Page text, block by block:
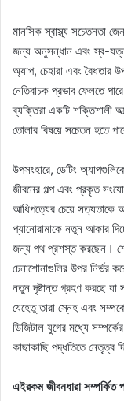
মানসিক স্বাস্থ্য সচেতনতা
জন্য অনুসন্ধান এবং স্ব-
অ্যাপ, চেহারা এবং বৈধতার
নেতিবাচক প্রভাব ফেলতে
ব্যক্তিরা একটি শক্তিশালী
তোলার বিষয়ে সচেতন হতে
উপসংহারে, ডেটিং
জীবনের গল্প এবং প্রকৃত
আধিপত্যের চেয়ে সত্যতাকে
প্যানোরামাকে নতুন আকার
জন্য পথ প্রশস্ত করছেন।
চেনাশোনাগুলির উপর নির্ভর
নতুন দৃষ্টান্ত গ্রহণ করছে যা
যেহেতু তারা স্নেহ এবং
ডিজিটাল যুগের মধ্যে
কাছাকাছি পদ্ধতিতে নেতৃত্ব
এইরকম জীবনধারা সম্পর্কিত